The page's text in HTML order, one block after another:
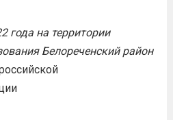
года на территории
Белореченский район